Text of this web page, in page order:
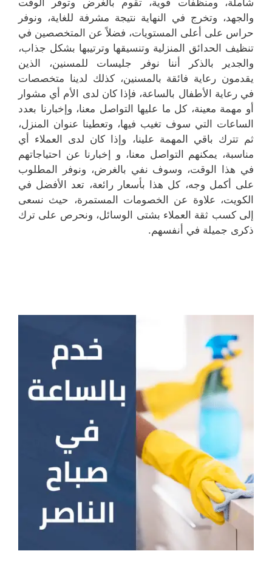
شاملة، ومنظفات قوية، تقوم بالغرض وتوفر الوقت
والجهد، وتخرج في النهاية نتيجة مشرفة للغاية، ونوفر
حراس على أعلى المستويات، فضلاً عن المتخصصين في
تنظيف الحدائق المنزلية وتنسيقها وترتيبها بشكل جذاب،
والجدير بالذكر أننا نوفر جليسات للمسنين، الذين
يقدمون رعاية فائقة بالمسنين، كذلك لدينا متخصصات
في رعاية الأطفال بالساعة، فإذا كان لدى الأم أي مشوار
أو مهمة معينة، كل ما عليها التواصل معنا، وإخبارنا بعدد
الساعات التي سوف تغيب فيها، وتعطينا عنوان المنزل،
ثم تترك باقي المهمة علينا، وإذا كان لدى العملاء أي
مناسبة، يمكنهم التواصل معنا، و إخبارنا عن احتياجاتهم
في هذا الوقت، وسوف نفي بالغرض، ونوفر المطلوب
على أكمل وجه، كل هذا بأسعار رائعة، تعد الأفضل في
الكويت، علاوة عن الخصومات المستمرة، حيث نسعى
إلى كسب ثقة العملاء بشتى الوسائل، ونحرص على ترك
ذكرى جميلة في أنفسهم.